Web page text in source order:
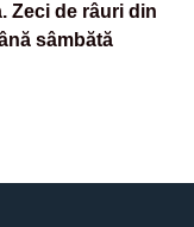
Zeci de râuri din
sâmbătă